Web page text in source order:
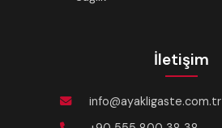
İletişim
info@ayakligaste.com.tr